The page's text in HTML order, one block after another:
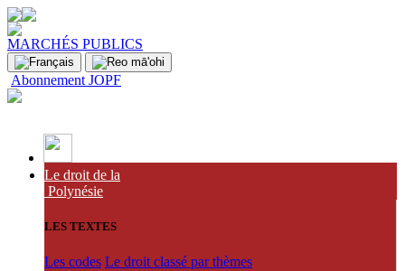
MARCHÉS PUBLICS
Abonnement JOPF
Le droit de la
Polynésie
LES TEXTES
Les codes Le droit classé par thèmes